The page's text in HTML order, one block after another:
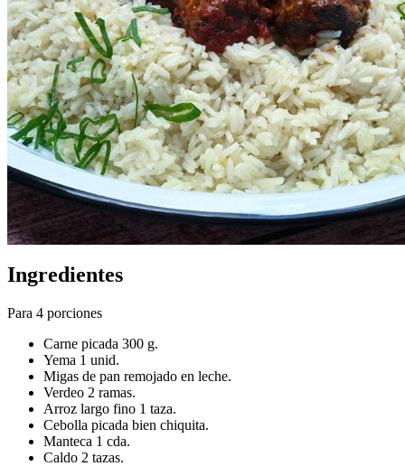
Ingredientes
Para 4 porciones
Carne picada 300 g.
Yema 1 unid.
Migas de pan remojado en leche.
Verdeo 2 ramas.
Arroz largo fino 1 taza.
Cebolla picada bien chiquita.
Manteca 1 cda.
Caldo 2 tazas.